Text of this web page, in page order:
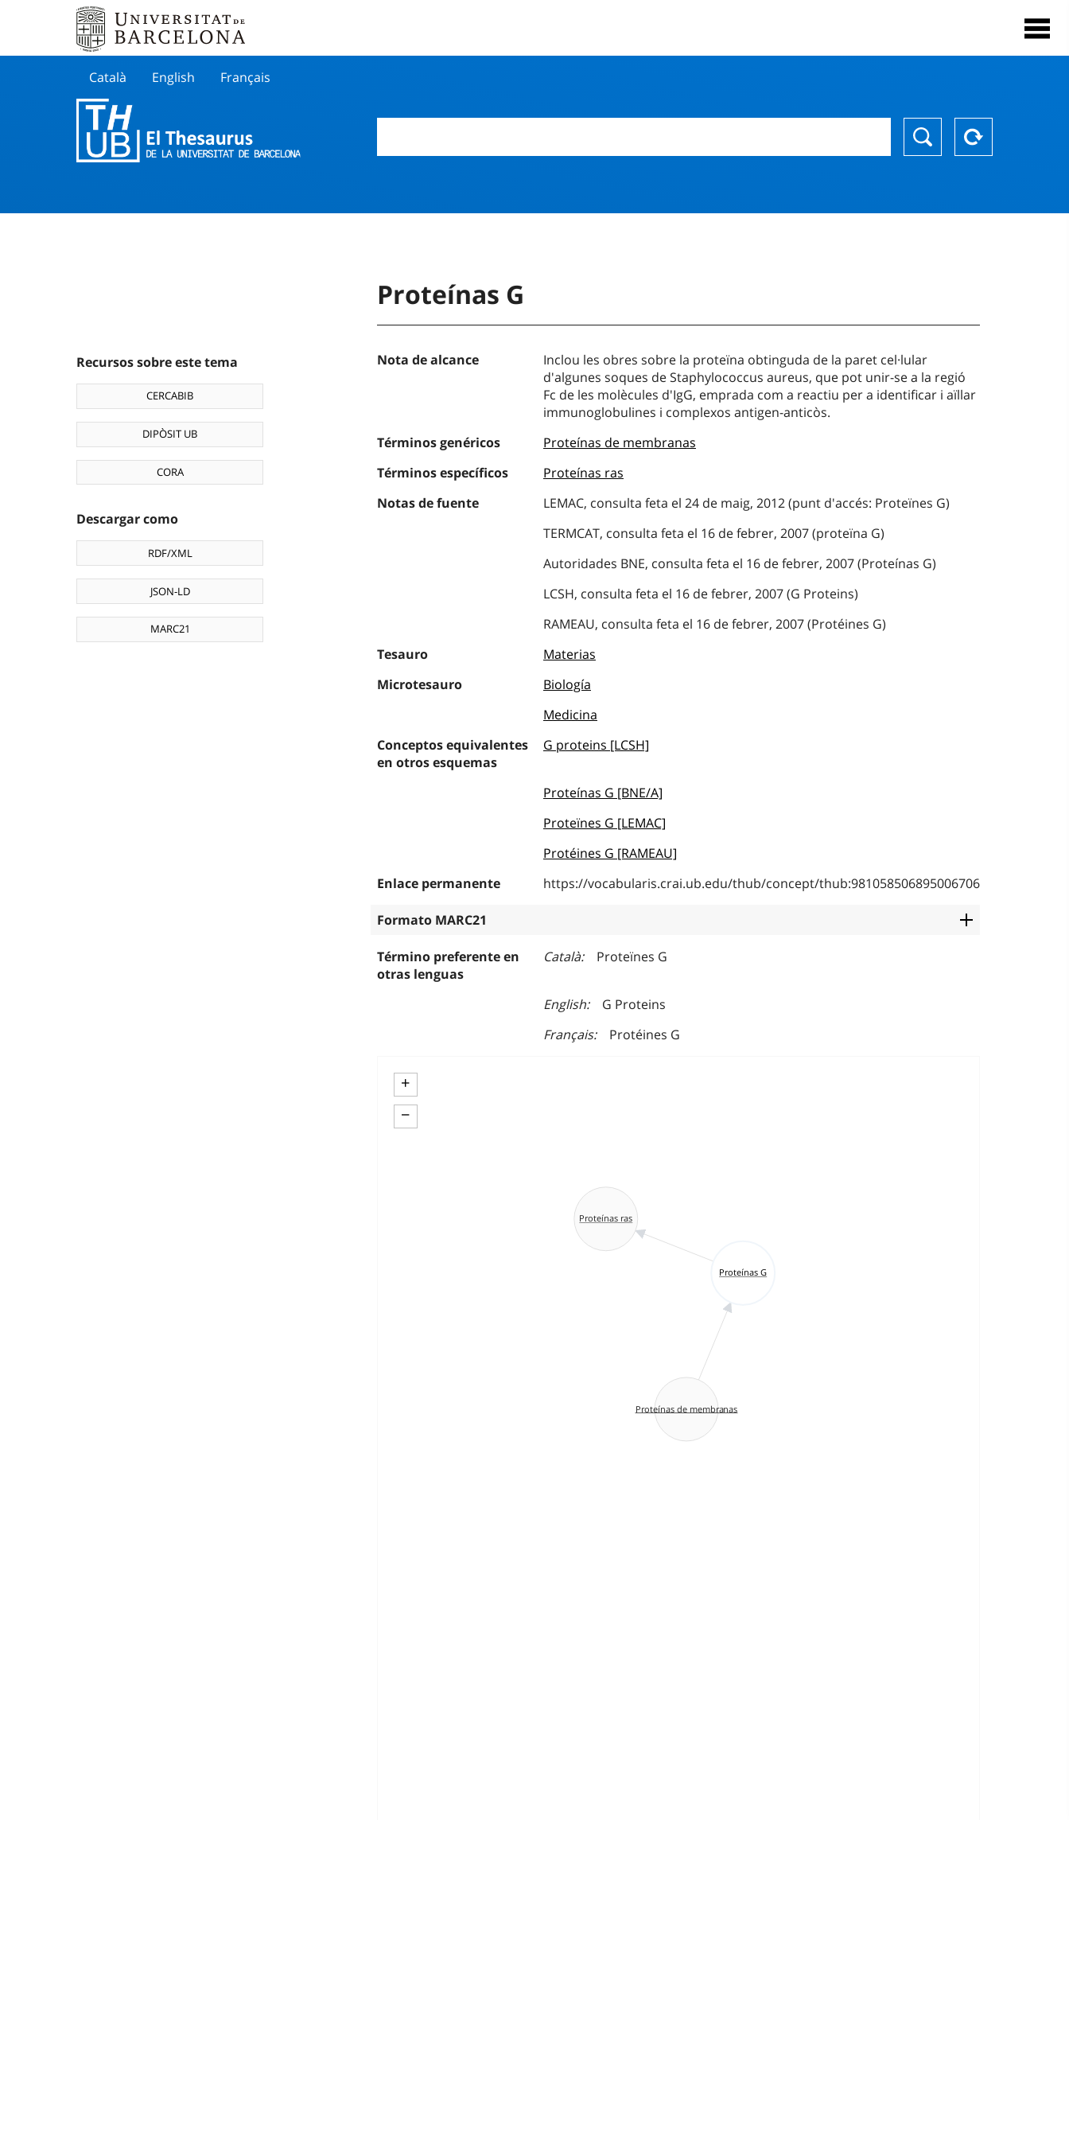
Català English Français
Recursos sobre este tema
CERCABIB
DIPÒSIT UB
CORA
Descargar como
RDF/XML
JSON-LD
MARC21
Proteínas G
Nota de alcance
Inclou les obres sobre la proteïna obtinguda de la paret cel·lular
d'algunes soques de Staphylococcus aureus, que pot unir-se a la regió
Fc de les molècules d'IgG, emprada com a reactiu per a identificar i aïllar
immunoglobulines i complexos antigen-anticòs.
Términos genéricos
Proteínas de membranas
Términos específicos
Proteínas ras
Notas de fuente
LEMAC, consulta feta el 24 de maig, 2012 (punt d'accés: Proteïnes G)
TERMCAT, consulta feta el 16 de febrer, 2007 (proteïna G)
Autoridades BNE, consulta feta el 16 de febrer, 2007 (Proteínas G)
LCSH, consulta feta el 16 de febrer, 2007 (G Proteins)
RAMEAU, consulta feta el 16 de febrer, 2007 (Protéines G)
Tesauro
Materias
Microtesauro
Biología
Medicina
Conceptos equivalentes
en otros esquemas
G proteins [LCSH]
Proteínas G [BNE/A]
Proteïnes G [LEMAC]
Protéines G [RAMEAU]
Enlace permanente
https://vocabularis.crai.ub.edu/thub/concept/thub:981058506895006706
Formato MARC21
Término preferente en
otras lenguas
Català Proteïnes G
English
G Proteins
Français
Protéines G
+
−
Proteínas G
Proteínas de membranas
Proteínas ras